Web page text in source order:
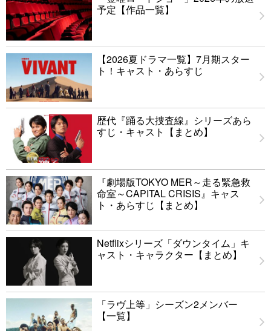
予定【作品一覧】
【2026夏ドラマ一覧】7月期スター
ト！キャスト・あらすじ
歴代『踊る大捜査線』シリーズあら
すじ・キャスト【まとめ】
『劇場版TOKYO MER～走る緊急救
命室～CAPITAL CRISIS』キャス
ト・あらすじ【まとめ】
Netflixシリーズ「ダウンタイム」キ
ャスト・キャラクター【まとめ】
「ラヴ上等」シーズン2メンバー
【一覧】